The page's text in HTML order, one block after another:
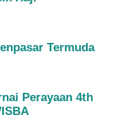
Termuda
Perayaan 4th